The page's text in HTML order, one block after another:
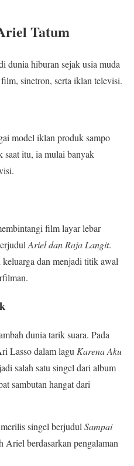
Tatum
dunia hiburan sejak usia muda
sinetron, serta iklan televisi.
model iklan produk sampo
saat itu, ia mulai banyak
film layar lebar
Ariel dan Raja Langit.
dan menjadi titik awal
dunia tarik suara. Pada
Lasso dalam lagu Karena Aku
salah satu singel dari album
sambutan hangat dari
singel berjudul Sampai
berdasarkan pengalaman